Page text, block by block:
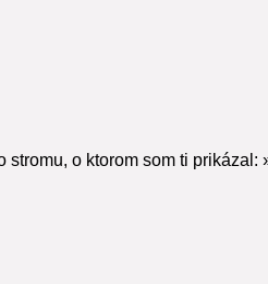
o ktorom som ti prikázal: